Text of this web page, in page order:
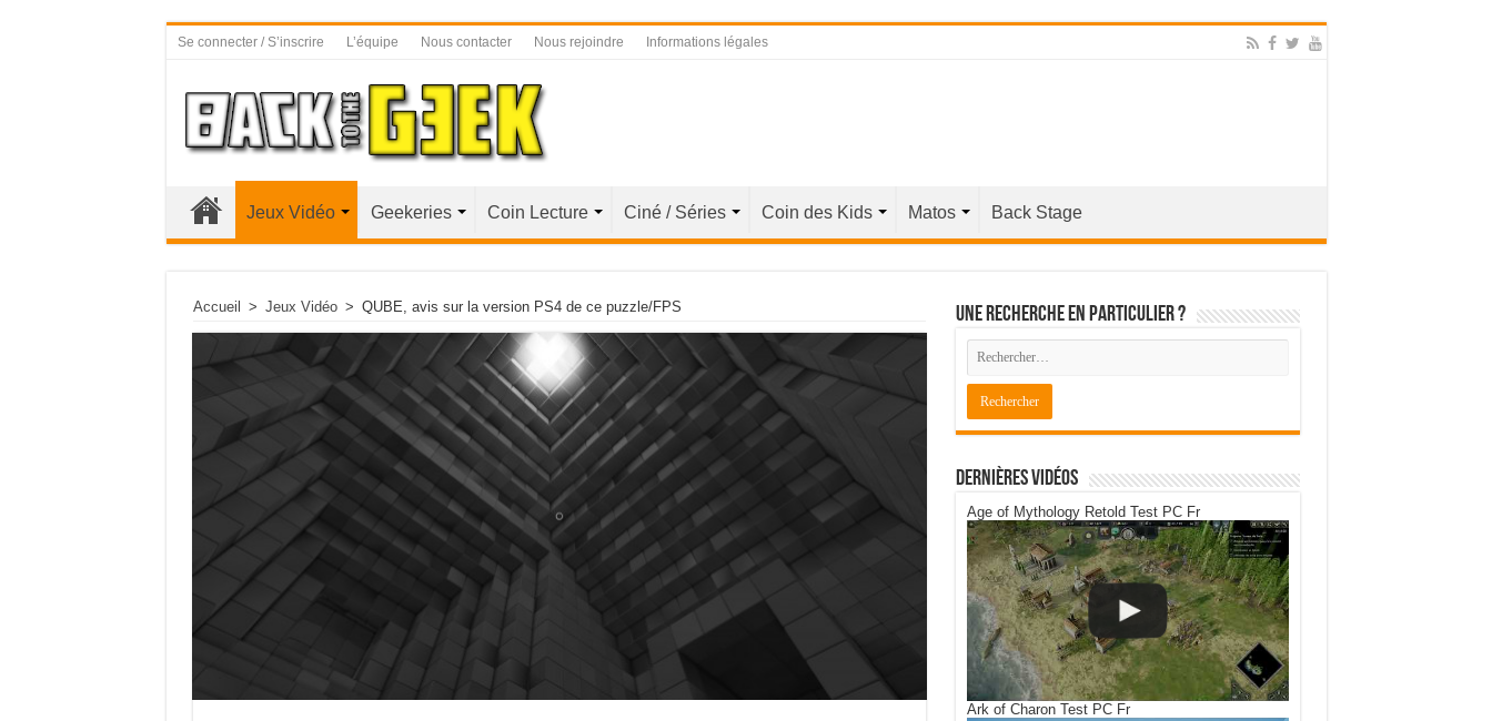
Se connecter / S’inscrire L’équipe Nous contacter Nous rejoindre Informations légales
Jeux Vidéo Geekeries Coin Lecture Ciné / Séries Coin des Kids Matos Back Stage
Accueil > Jeux Vidéo > QUBE, avis sur la version PS4 de ce puzzle/FPS Une recherche en particulier ?
Dernières Vidéos
Age of Mythology Retold Test PC Fr
Ark of Charon Test PC Fr